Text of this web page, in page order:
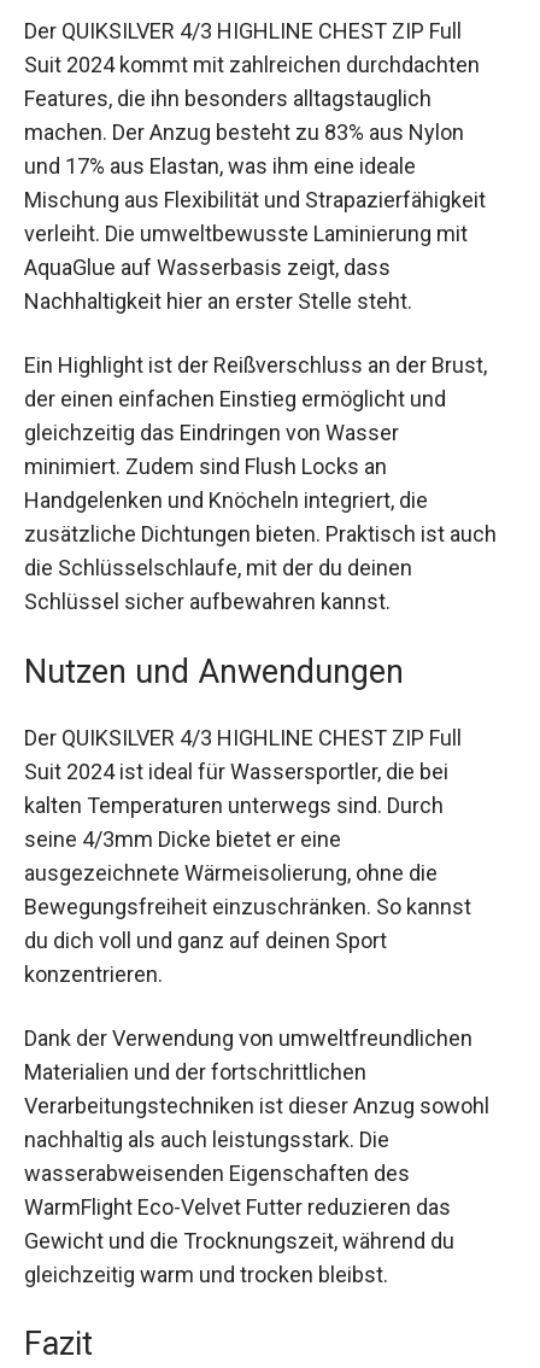
Der QUIKSILVER 4/3 HIGHLINE CHEST ZIP Full
Suit 2024 kommt mit zahlreichen durchdachten
Features, die ihn besonders alltagstauglich
machen. Der Anzug besteht zu 83% aus Nylon
und 17% aus Elastan, was ihm eine ideale
Mischung aus Flexibilität und Strapazierfähigkeit
verleiht. Die umweltbewusste Laminierung mit
AquaGlue auf Wasserbasis zeigt, dass
Nachhaltigkeit hier an erster Stelle steht.
Ein Highlight ist der Reißverschluss an der Brust,
der einen einfachen Einstieg ermöglicht und
gleichzeitig das Eindringen von Wasser
minimiert. Zudem sind Flush Locks an
Handgelenken und Knöcheln integriert, die
zusätzliche Dichtungen bieten. Praktisch ist auch
die Schlüsselschlaufe, mit der du deinen
Schlüssel sicher aufbewahren kannst.
Nutzen und Anwendungen
Der QUIKSILVER 4/3 HIGHLINE CHEST ZIP Full
Suit 2024 ist ideal für Wassersportler, die bei
kalten Temperaturen unterwegs sind. Durch
seine 4/3mm Dicke bietet er eine
ausgezeichnete Wärmeisolierung, ohne die
Bewegungsfreiheit einzuschränken. So kannst
du dich voll und ganz auf deinen Sport
konzentrieren.
Dank der Verwendung von umweltfreundlichen
Materialien und der fortschrittlichen
Verarbeitungstechniken ist dieser Anzug sowohl
nachhaltig als auch leistungsstark. Die
wasserabweisenden Eigenschaften des
WarmFlight Eco-Velvet Futter reduzieren das
Gewicht und die Trocknungszeit, während du
gleichzeitig warm und trocken bleibst.
Fazit